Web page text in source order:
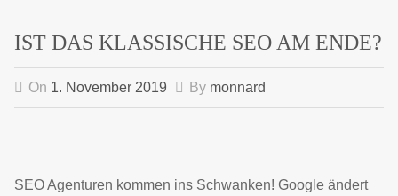
IST DAS KLASSISCHE SEO AM ENDE?
On 1. November 2019 By monnard
SEO Agenturen kommen ins Schwanken! Google ändert